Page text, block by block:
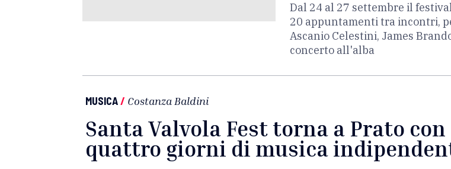
Dal 24 al 27 settembre il
20 appuntamenti tra incontri,
Ascanio Celestini, James
concerto all'alba
MUSICA/ Costanza Baldini
Santa Valvola Fest torna a Prato con
quattro giorni di musica